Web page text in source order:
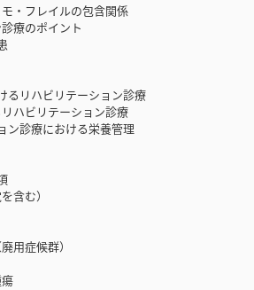
・フレイルの包含関係
療のポイント
るリハビリテーション診療
ハビリテーション診療
ン診療における栄養管理
含む）
症候群）